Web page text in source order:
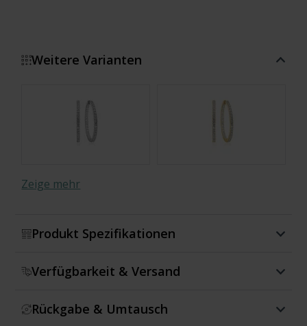
Weitere Varianten
Zeige mehr
Produkt Spezifikationen
Verfügbarkeit & Versand
Rückgabe & Umtausch